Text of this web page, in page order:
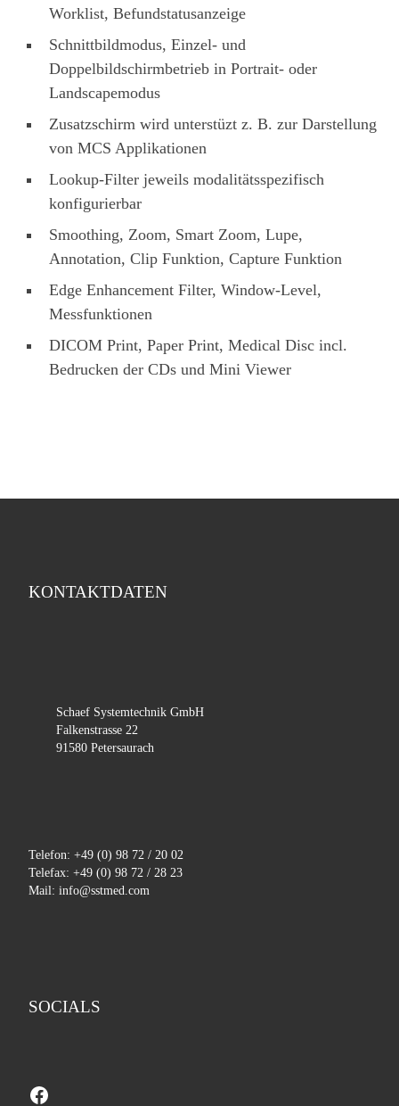
Worklist, Befundstatusanzeige
Schnittbildmodus, Einzel- und
Doppelbildschirmbetrieb in Portrait- oder
Landscapemodus
Zusatzschirm wird unterstüzt z. B. zur Darstellung
von MCS Applikationen
Lookup-Filter jeweils modalitätsspezifisch
konfigurierbar
Smoothing, Zoom, Smart Zoom, Lupe,
Annotation, Clip Funktion, Capture Funktion
Edge Enhancement Filter, Window-Level,
Messfunktionen
DICOM Print, Paper Print, Medical Disc incl.
Bedrucken der CDs und Mini Viewer
KONTAKTDATEN
Schaef Systemtechnik GmbH
Falkenstrasse 22
91580 Petersaurach
Telefon: +49 (0) 98 72 / 20 02
Telefax: +49 (0) 98 72 / 28 23
Mail: info@sstmed.com
SOCIALS
Facebook